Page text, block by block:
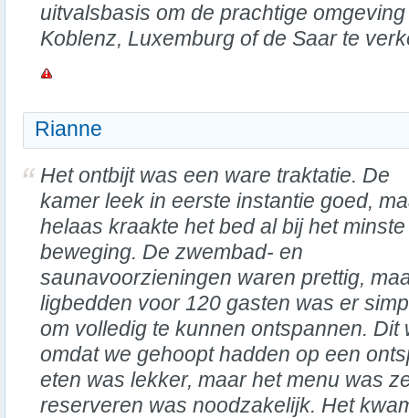
uitvalsbasis om de prachtige
Koblenz, Luxemburg of de Saar te
Rianne
Het ontbijt was een ware traktatie. De
kamer leek in eerste instantie goed,
helaas kraakte het bed al bij het minste
beweging. De zwembad- en
saunavoorzieningen waren prettig,
ligbedden voor 120 gasten was er
om volledig te kunnen ontspannen.
omdat we gehoopt hadden op een
eten was lekker, maar het menu was
reserveren was noodzakelijk. Het